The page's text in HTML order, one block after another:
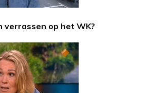
verrassen op het WK?